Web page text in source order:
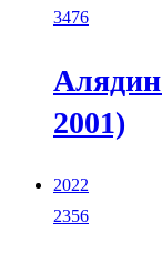
3476
2001)
2022
2356